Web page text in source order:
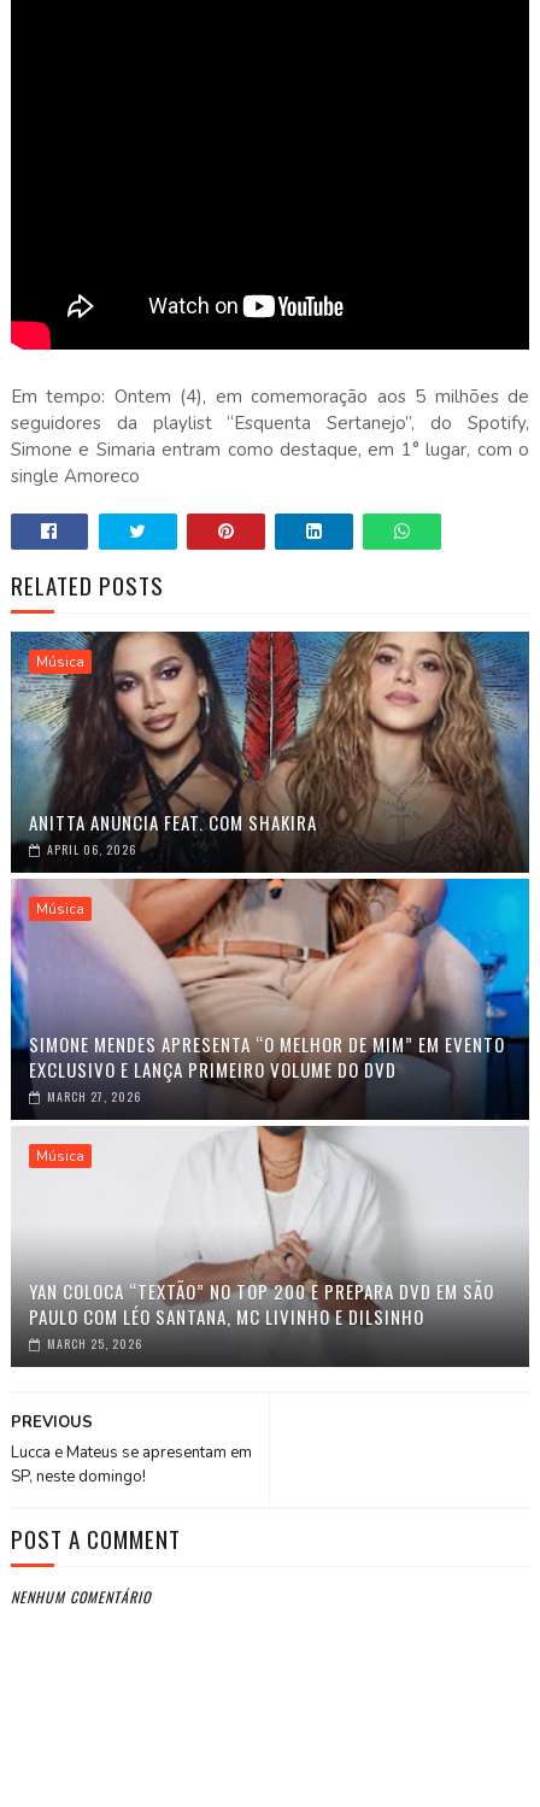
Em tempo: Ontem (4), em comemoração aos 5 milhões de
seguidores da playlist “Esquenta Sertanejo”, do Spotify,
Simone e Simaria entram como destaque, em 1° lugar, com o
single Amoreco
RELATED POSTS
Música
ANITTA ANUNCIA FEAT. COM SHAKIRA
APRIL 06, 2026
Música
SIMONE MENDES APRESENTA “O MELHOR DE MIM” EM EVENTO
EXCLUSIVO E LANÇA PRIMEIRO VOLUME DO DVD
MARCH 27, 2026
Música
YAN COLOCA “TEXTÃO” NO TOP 200 E PREPARA DVD EM SÃO
PAULO COM LÉO SANTANA, MC LIVINHO E DILSINHO
MARCH 25, 2026
PREVIOUS
Lucca e Mateus se apresentam em
SP, neste domingo!
POST A COMMENT
NENHUM COMENTÁRIO